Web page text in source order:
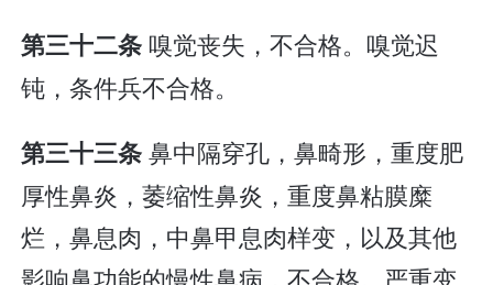
第三十二条 嗅觉丧失，不合格。嗅觉迟
钝，条件兵不合格。
第三十三条鼻中隔穿孔，鼻畸形，重度肥
厚性鼻炎，萎缩性鼻炎，重度鼻粘膜糜
烂，鼻息肉，中鼻甲息肉样变，以及其他